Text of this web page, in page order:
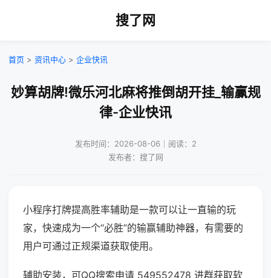
搜了网
首页 > 资讯中心 > 企业快讯
妙算胡牌!微乐河北麻将推倒胡开挂_输赢规
律-企业快讯
发布时间：2026-08-06｜阅读：2
发布者：搜了网
小程序打牌提高胜率辅助是一款可以让一直输的玩
家，快速成为一个“必胜”的输赢辅助神器，有需要的
用户可通过正规渠道获取使用。
辅助安装，可QQ搜索申请 549552478 进群获取软